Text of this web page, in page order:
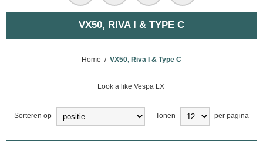
VX50, RIVA I & TYPE C
Home / VX50, Riva I & Type C
Look a like Vespa LX
Sorteren op Tonen per pagina